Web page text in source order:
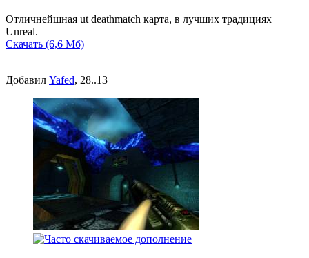
Отличнейшная ut deathmatch карта, в лучших традициях
Unreal.
Скачать (6,6 Мб)
Добавил Yafed, 28..13